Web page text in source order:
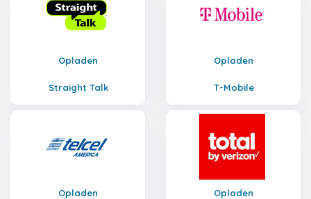
Opladen
Straight Talk
Opladen
T-Mobile
Opladen Opladen